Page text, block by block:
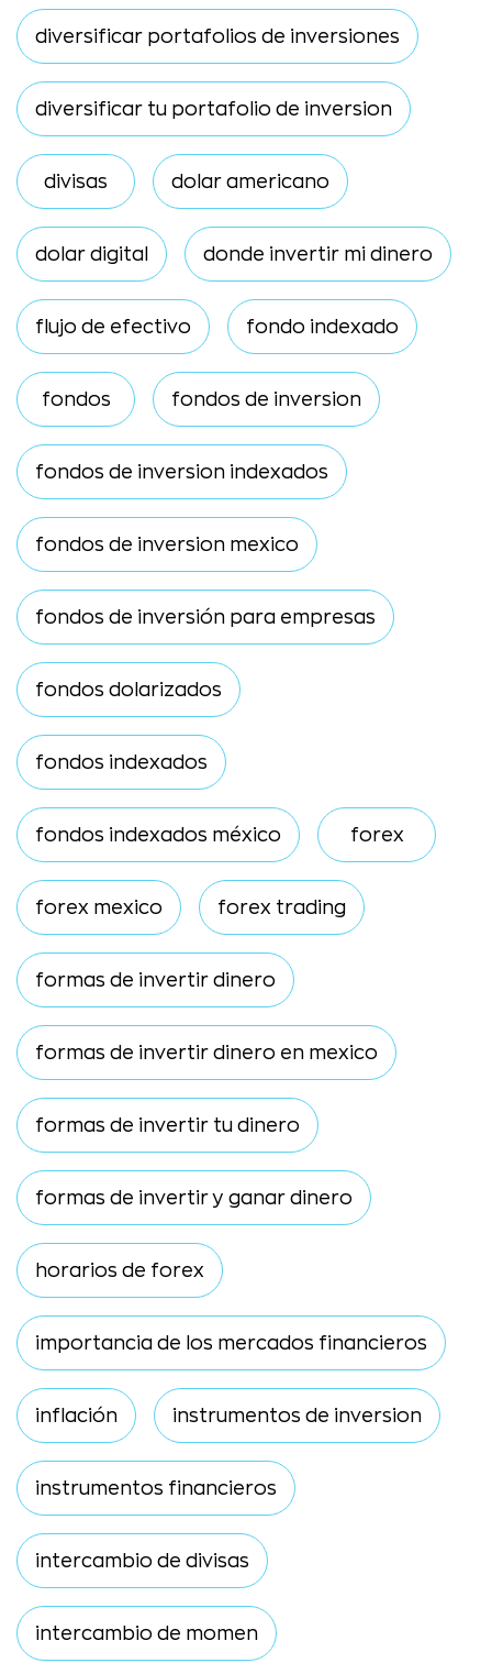
diversificar portafolios de inversiones
diversificar tu portafolio de inversion
divisas dolar americano
dolar digital donde invertir mi dinero
flujo de efectivo fondo indexado
fondos fondos de inversion
fondos de inversion indexados
fondos de inversion mexico
fondos de inversión para empresas
fondos dolarizados
fondos indexados
fondos indexados méxico forex
forex mexico forex trading
formas de invertir dinero
formas de invertir dinero en mexico
formas de invertir tu dinero
formas de invertir y ganar dinero
horarios de forex
importancia de los mercados financieros
inflación instrumentos de inversion
instrumentos financieros
intercambio de divisas
intercambio de momen